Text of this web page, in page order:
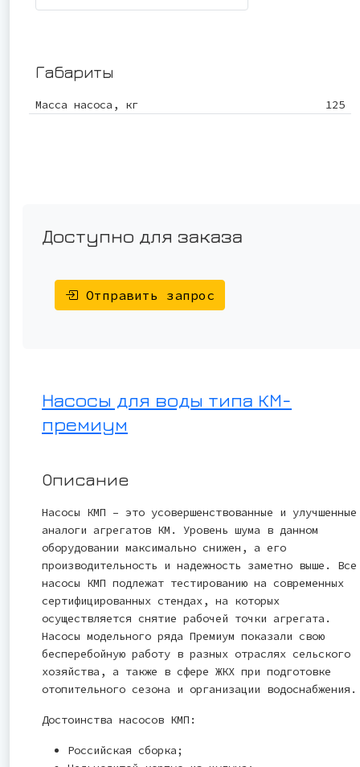
Габариты
Масса насоса, кг 125
Доступно для заказа
Отправить запрос
Насосы для воды типа КМ-
премиум
Описание
Насосы КМП – это усовершенствованные и улучшенные
аналоги агрегатов КМ. Уровень шума в данном
оборудовании максимально снижен, а его
производительность и надежность заметно выше. Все
насосы КМП подлежат тестированию на современных
сертифицированных стендах, на которых
осуществляется снятие рабочей точки агрегата.
Насосы модельного ряда Премиум показали свою
бесперебойную работу в разных отраслях сельского
хозяйства, а также в сфере ЖКХ при подготовке
отопительного сезона и организации водоснабжения.
Достоинства насосов КМП:
Российская сборка;